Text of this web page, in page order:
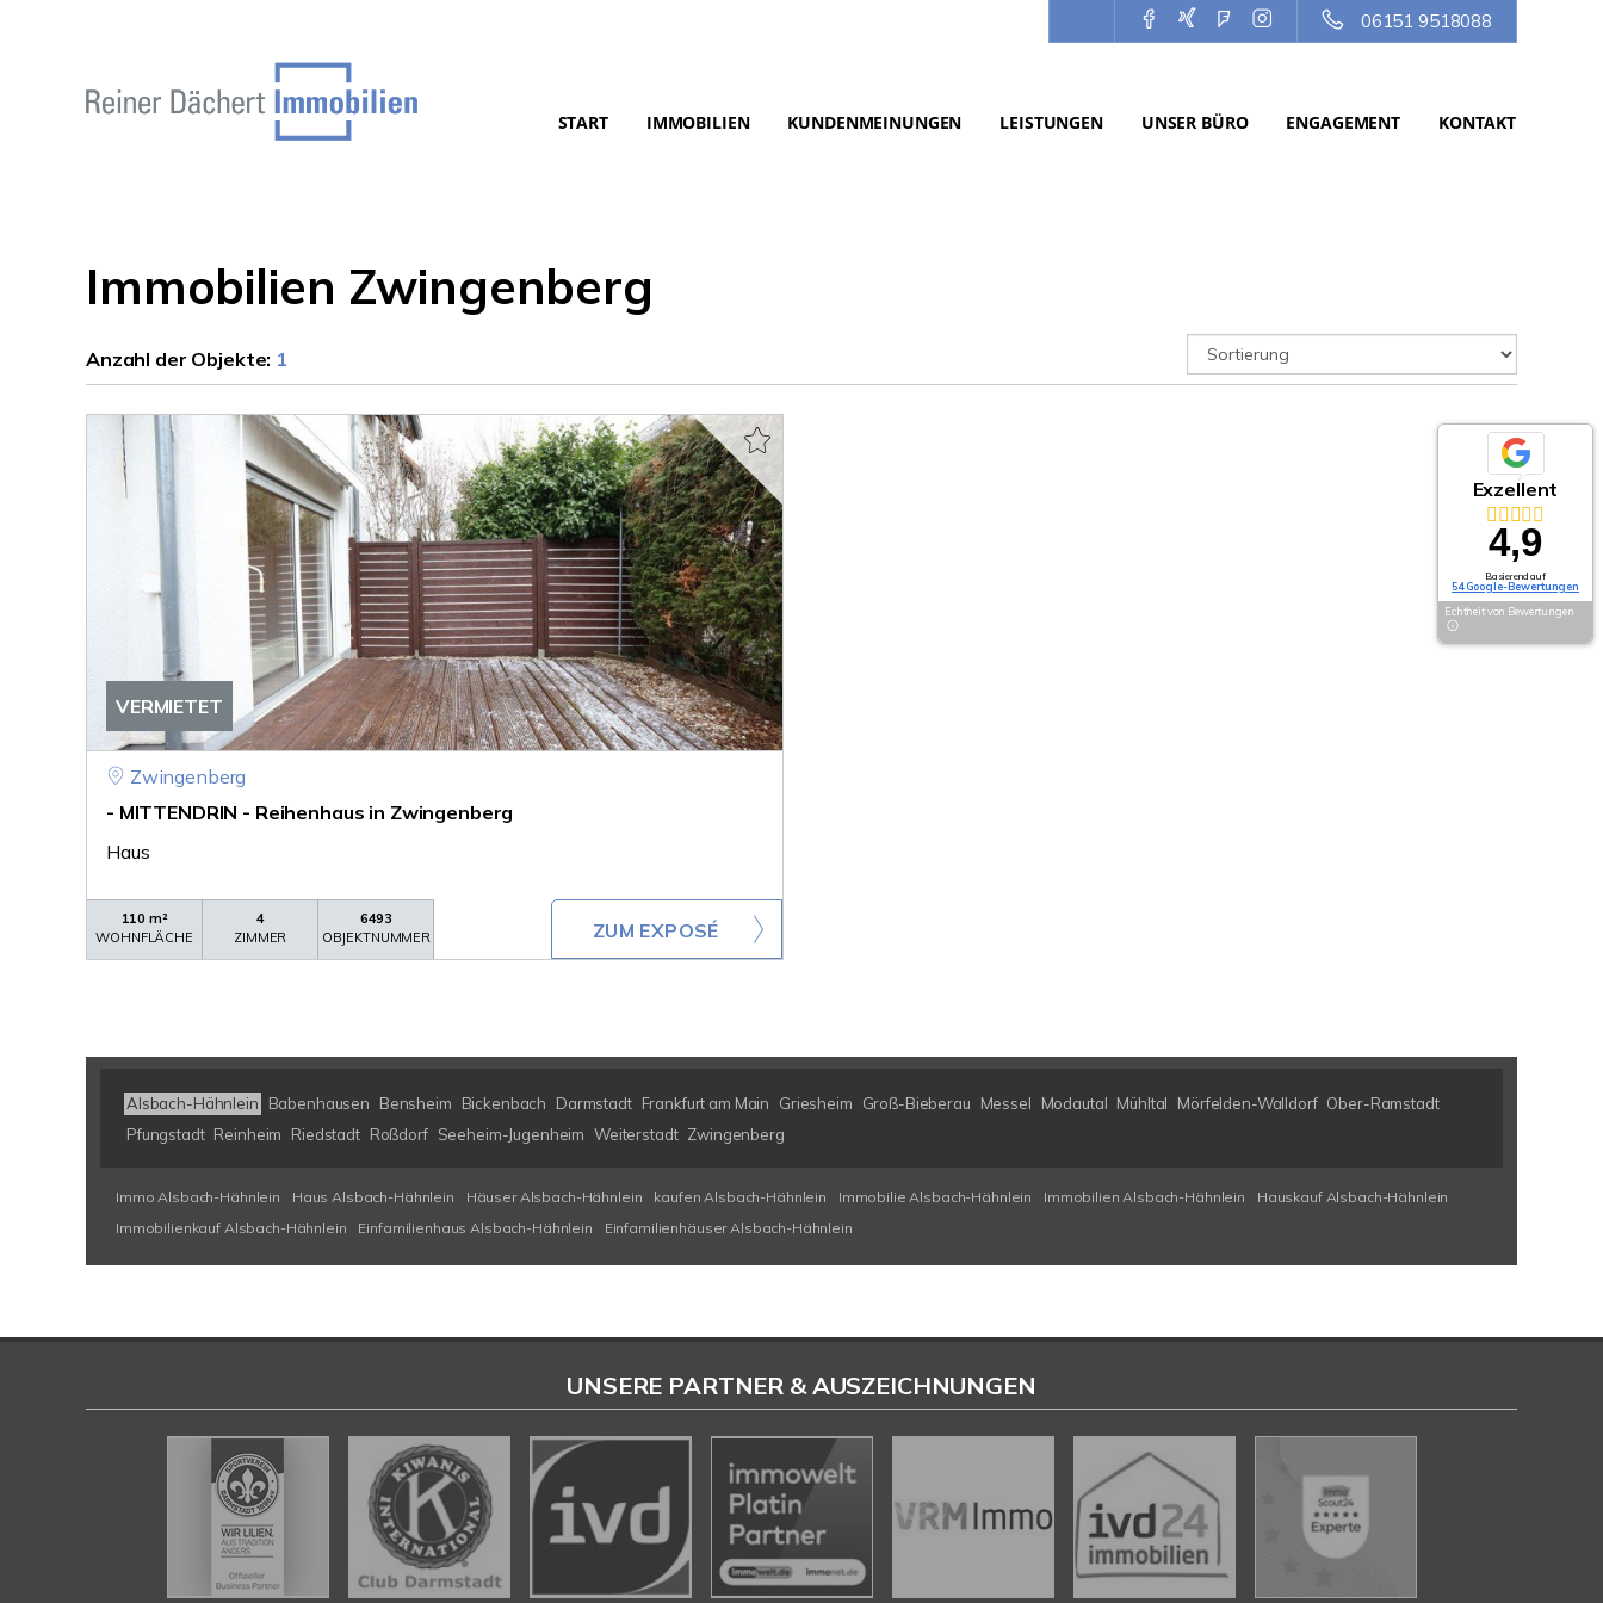
06151 9518088
START IMMOBILIEN KUNDENMEINUNGEN LEISTUNGEN UNSER BÜRO ENGAGEMENT KONTAKT
Immobilien Zwingenberg
Anzahl der Objekte: 1
VERMIETET
Zwingenberg
- MITTENDRIN - Reihenhaus in Zwingenberg
Haus
110 m²
WOHNFLÄCHE
4
ZIMMER
6493
OBJEKTNUMMER
ZUM EXPOSÉ
Alsbach-Hähnlein Babenhausen Bensheim Bickenbach Darmstadt Frankfurt am Main Griesheim Groß-Bieberau Messel Modautal Mühltal Mörfelden-Walldorf Ober-Ramstadt
Pfungstadt Reinheim Riedstadt Roßdorf Seeheim-Jugenheim Weiterstadt Zwingenberg
Immo Alsbach-Hähnlein Haus Alsbach-Hähnlein Häuser Alsbach-Hähnlein kaufen Alsbach-Hähnlein Immobilie Alsbach-Hähnlein Immobilien Alsbach-Hähnlein
Hauskauf Alsbach-Hähnlein
Immobilienkauf Alsbach-Hähnlein
Einfamilienhaus Alsbach-Hähnlein Einfamilienhäuser Alsbach-Hähnlein
Exzellent
4,9
Basierend auf
54 Google-Bewertungen
Echtheit von Bewertungen
UNSERE PARTNER & AUSZEICHNUNGEN